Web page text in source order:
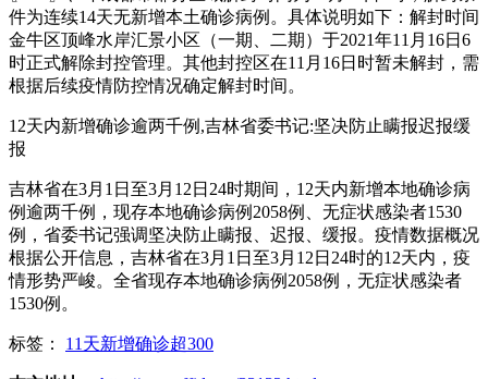
件为连续14天无新增本土确诊病例。具体说明如下：解封时间
金牛区顶峰水岸汇景小区（一期、二期）于2021年11月16日6
时正式解除封控管理。其他封控区在11月16日时暂未解封，需
根据后续疫情防控情况确定解封时间。
12天内新增确诊逾两千例,吉林省委书记:坚决防止瞒报迟报缓
报
吉林省在3月1日至3月12日24时期间，12天内新增本地确诊病
例逾两千例，现存本地确诊病例2058例、无症状感染者1530
例，省委书记强调坚决防止瞒报、迟报、缓报。疫情数据概况
根据公开信息，吉林省在3月1日至3月12日24时的12天内，疫
情形势严峻。全省现存本地确诊病例2058例，无症状感染者
1530例。
标签： 11天新增确诊超300